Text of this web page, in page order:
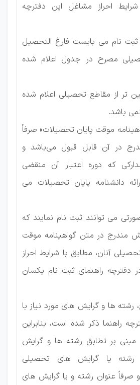
احراز مشاغل این دفترچه
ثبت نام می بایست فارغ التحصیل
مصرح در جدول اعلام شده
تر از مقاطع تحصیلی اعلام شده
باشد.
موقت پایان تحصیلات» صرفاً
در آن قابل قبول می‌باشد و
که دوره اعتبار آن منقضی
دانشنامه پایان تحصیلات می
می توانند ثبت نام نمایند که
مندرج در متن گواهینامه موقت
آنان، مطابق با شرایط احراز
راهنمای ثبت نام یکسان
رشته ها و گرایش های مورد نیاز با
راهنما ذکر شده است، بنابراین
مبنی بر تطابق رشته ها و گرایش
یا گرایش های تحصیلی
عنوان رشته و یا گرایش های